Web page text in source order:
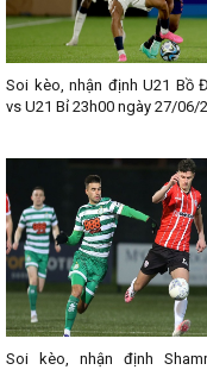
Soi kèo, nhận định U21 Bồ
vs U21 Bỉ 23h00 ngày 27/06/
Soi kèo, nhận định